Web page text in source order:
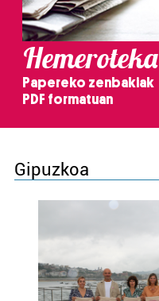
Hemeroteka
Papereko zenbakiak
PDF formatuan
Gipuzkoa